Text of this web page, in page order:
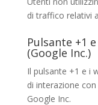
di traffico relativi
Pulsante +1
(Google Inc.)
Il pulsante +1 e i
di interazione
Google Inc.